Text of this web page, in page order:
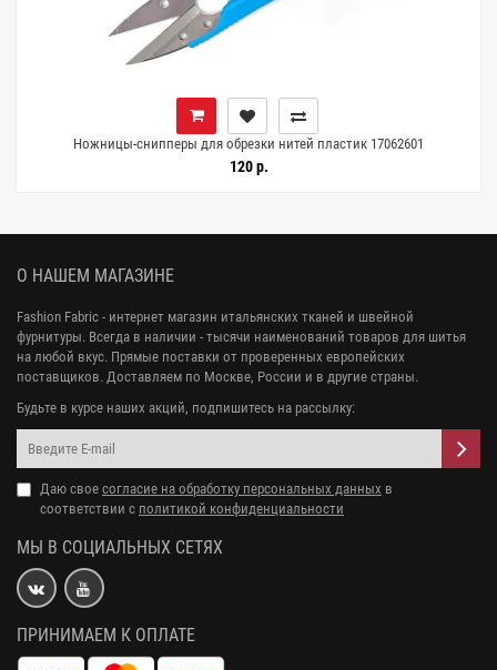
Ножницы-снипперы для обрезки нитей пластик 17062601
120 р.
О НАШЕМ МАГАЗИНЕ
Fashion Fabric - интернет магазин итальянских тканей и швейной
фурнитуры. Всегда в наличии - тысячи наименований товаров для шитья
на любой вкус. Прямые поставки от проверенных европейских
поставщиков. Доставляем по Москве, России и в другие страны.
Будьте в курсе наших акций, подпишитесь на рассылку:
Даю свое согласие на обработку персональных данных в
соответствии с политикой конфиденциальности
МЫ В СОЦИАЛЬНЫХ СЕТЯХ
ПРИНИМАЕМ К ОПЛАТЕ